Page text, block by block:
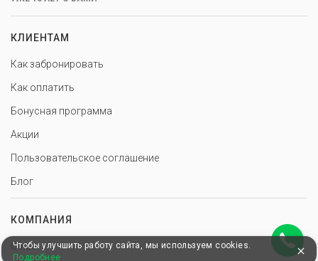
КЛИЕНТАМ
Как забронировать
Как оплатить
Бонусная программа
Акции
Пользовательское соглашение
Блог
КОМПАНИЯ
О нас
Чтобы улучшить работу сайта, мы используем cookies.
Подробнее